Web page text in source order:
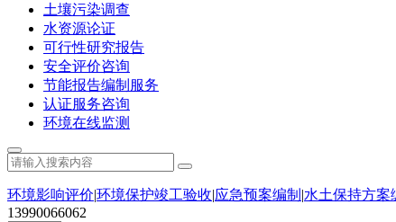
土壤污染调查
水资源论证
可行性研究报告
安全评价咨询
节能报告编制服务
认证服务咨询
环境在线监测
环境影响评价|环境保护竣工验收|应急预案编制 |水土保持方案
13990066062